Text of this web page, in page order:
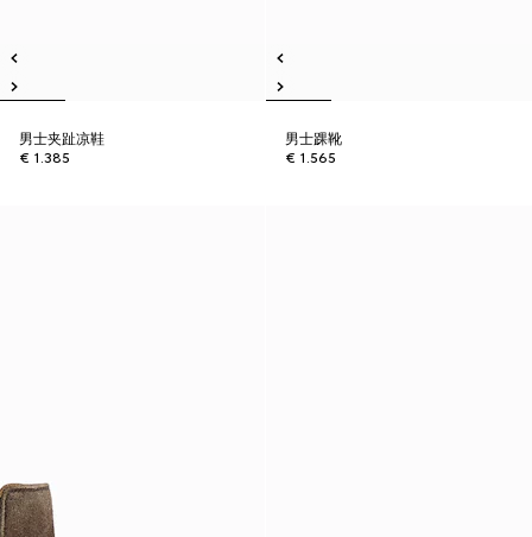
男士夹趾凉鞋
€ 1.385
男士踝靴
€ 1.565